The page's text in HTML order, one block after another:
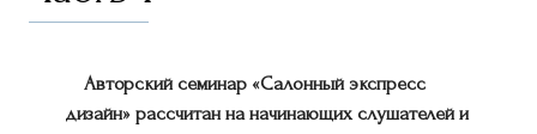
Авторский семинар «Салонный экспресс
дизайн» рассчитан на начинающих слушателей и